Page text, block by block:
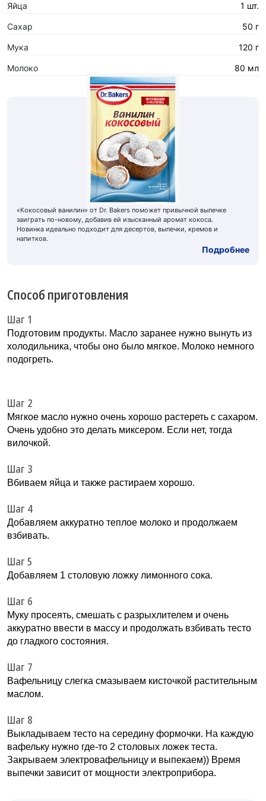
Яйца 1 шт.
Сахар 50 г
Мука 120 г
Молоко 80 мл
«Кокосовый ванилин» от Dr. Bakers поможет привычной выпечке
заиграть по-новому, добавив ей изысканный аромат кокоса.
Новинка идеально подходит для десертов, выпечки, кремов и
напитков.
Подробнее
Способ приготовления
Шаг 1
Подготовим продукты. Масло заранее нужно вынуть из
холодильника, чтобы оно было мягкое. Молоко немного
подогреть.
Шаг 2
Мягкое масло нужно очень хорошо растереть с сахаром.
Очень удобно это делать миксером. Если нет, тогда
вилочкой.
Шаг 3
Вбиваем яйца и также растираем хорошо.
Шаг 4
Добавляем аккуратно теплое молоко и продолжаем
взбивать.
Шаг 5
Добавляем 1 столовую ложку лимонного сока.
Шаг 6
Муку просеять, смешать с разрыхлителем и очень
аккуратно ввести в массу и продолжать взбивать тесто
до гладкого состояния.
Шаг 7
Вафельницу слегка смазываем кисточкой растительным
маслом.
Шаг 8
Выкладываем тесто на середину формочки. На каждую
вафельку нужно где-то 2 столовых ложек теста.
Закрываем электровафельницу и выпекаем)) Время
выпечки зависит от мощности электроприбора.